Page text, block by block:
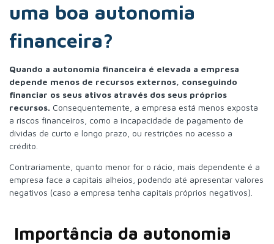
uma boa autonomia
financeira?
Quando a autonomia financeira é elevada a empresa
depende menos de recursos externos, conseguindo
financiar os seus ativos através dos seus próprios
recursos. Consequentemente, a empresa está menos exposta
a riscos financeiros, como a incapacidade de pagamento de
dívidas de curto e longo prazo, ou restrições no acesso a
crédito.
Contrariamente, quanto menor for o rácio, mais dependente é a
empresa face a capitais alheios, podendo até apresentar valores
negativos (caso a empresa tenha capitais próprios negativos).
Importância da autonomia